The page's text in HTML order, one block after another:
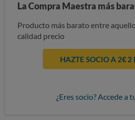
La Compra Maestra más
Producto más barato entre
calidad precio
HAZTE SOCIO A 2€ 2
¿Eres socio? Accede a